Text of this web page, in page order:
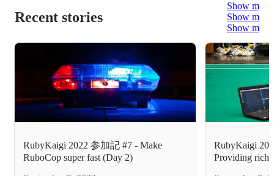
Recent stories
Show more
Show more
Show more
RubyKaigi 2022 参加記 #7 - Make
RuboCop super fast (Day 2)
RubyKaigi
Providing rich